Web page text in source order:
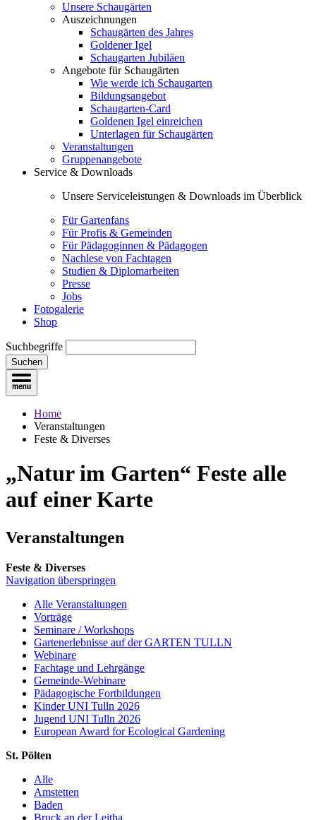
Unsere Schaugärten
Auszeichnungen
Schaugärten des Jahres
Goldener Igel
Schaugarten Jubiläen
Angebote für Schaugärten
Wie werde ich Schaugarten
Bildungsangebot
Schaugarten-Card
Goldenen Igel einreichen
Unterlagen für Schaugärten
Veranstaltungen
Gruppenangebote
Service & Downloads
Unsere Serviceleistungen & Downloads im Überblick
Für Gartenfans
Für Profis & Gemeinden
Für Pädagoginnen & Pädagogen
Nachlese von Fachtagen
Studien & Diplomarbeiten
Presse
Jobs
Fotogalerie
Shop
Suchbegriffe
Suchen
Home
Veranstaltungen
Feste & Diverses
„Natur im Garten“ Feste alle
auf einer Karte
Veranstaltungen
Feste & Diverses
Navigation überspringen
Alle Veranstaltungen
Vorträge
Seminare / Workshops
Gartenerlebnisse auf der GARTEN TULLN
Webinare
Fachtage und Lehrgänge
Gemeinde-Webinare
Pädagogische Fortbildungen
Kinder UNI Tulln 2026
Jugend UNI Tulln 2026
European Award for Ecological Gardening
St. Pölten
Alle
Amstetten
Baden
Bruck an der Leitha